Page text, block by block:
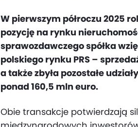
W pierwszym półroczu 2025
pozycję na rynku
sprawozdawczego spółka
polskiego rynku PRS –
a także zbyła pozostałe
ponad 160,5 mln euro.
Obie transakcje potwierdzają